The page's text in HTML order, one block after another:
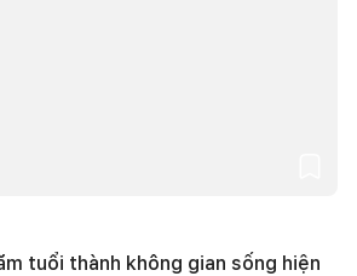
tuổi thành không gian sống hiện